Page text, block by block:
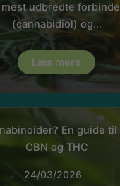
udbredte
(cannabidiol) og…
Læs mere
En guide til
CBN og THC
24/03/2026